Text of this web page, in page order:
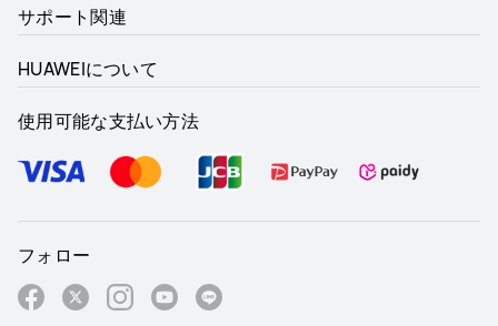
サポート関連
HUAWEIについて
使用可能な支払い方法
フォロー